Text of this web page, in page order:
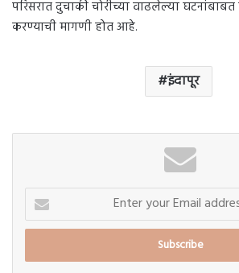
परिसरात दुचाकी चोरीच्या वाढलेल्या घटनांबाबत
करण्याची मागणी होत आहे.
इंदापूर
Enter
your
Email